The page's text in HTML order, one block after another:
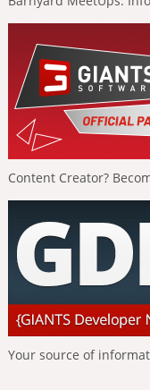
Content Creator?
Your source of